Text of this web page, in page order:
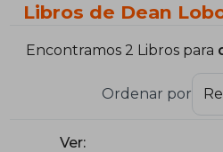
Libros de Dean
Encontramos 2 Libros para
Ordenar por
Ver: